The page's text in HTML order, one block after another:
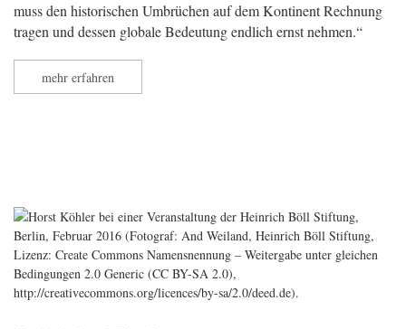
muss den historischen Umbrüchen auf dem Kontinent Rechnung
tragen und dessen globale Bedeutung endlich ernst nehmen.“
mehr erfahren